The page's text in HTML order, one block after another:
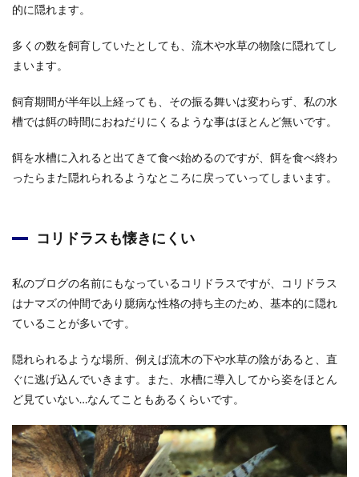
的に隠れます。
多くの数を飼育していたとしても、流木や水草の物陰に隠れてし
まいます。
飼育期間が半年以上経っても、その振る舞いは変わらず、私の水
槽では餌の時間におねだりにくるような事はほとんど無いです。
餌を水槽に入れると出てきて食べ始めるのですが、餌を食べ終わ
ったらまた隠れられるようなところに戻っていってしまいます。
コリドラスも懐きにくい
私のブログの名前にもなっているコリドラスですが、コリドラス
はナマズの仲間であり臆病な性格の持ち主のため、基本的に隠れ
ていることが多いです。
隠れられるような場所、例えば流木の下や水草の陰があると、直
ぐに逃げ込んでいきます。また、水槽に導入してから姿をほとん
ど見ていない…なんてこともあるくらいです。